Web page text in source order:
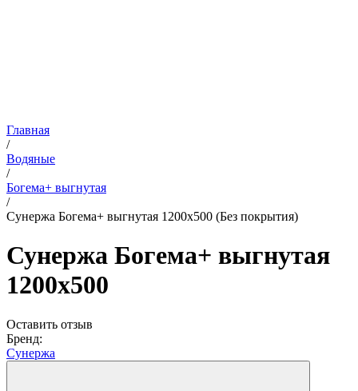
Главная
/
Водяные
/
Богема+ выгнутая
/
Сунержа Богема+ выгнутая 1200х500 (Без покрытия)
Сунержа Богема+ выгнутая
1200x500
Оставить отзыв
Бренд:
Сунержа